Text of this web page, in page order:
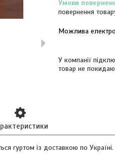
повернення
У компанії
товар не
гуртом із доставкою по Україні.